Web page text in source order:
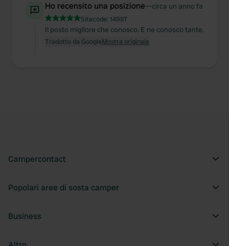
Ho recensito una posizione—circa un anno fa
Sitecode: 14987
Il posto migliore che conosco. E ne conosco tante.
Tradotto da GoogleMostra originale
Campercontact
Popolari aree di sosta camper
Business